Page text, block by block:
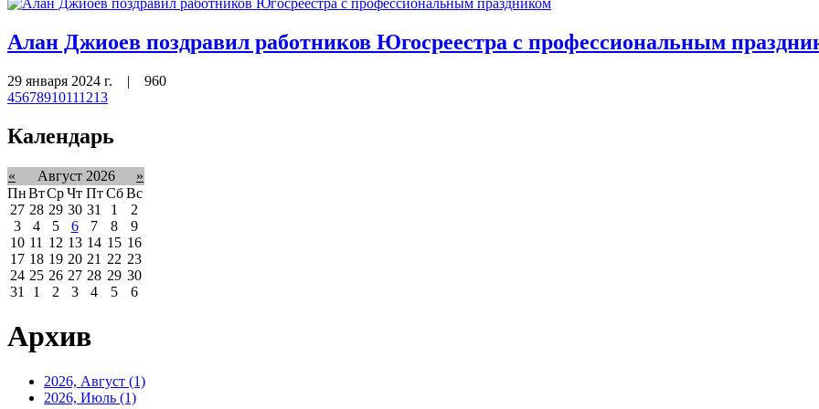
Алан Джиоев поздравил работников Югосреестра с профессиональным
29 января 2024 г. | 960
45678910111213
Календарь
« Август 2026
»
ПнВтСрЧт Пт Сб Вс
27 28 29 30 31 1
2
3
4 5 6 7 8
9
10 11 12 13 14 15 16
17 18 19 20 21 22 23
24 25 26 27 28 29 30
31
1 2 3 4 5 6
Архив
2026, Август (1)
2026, Июль (1)